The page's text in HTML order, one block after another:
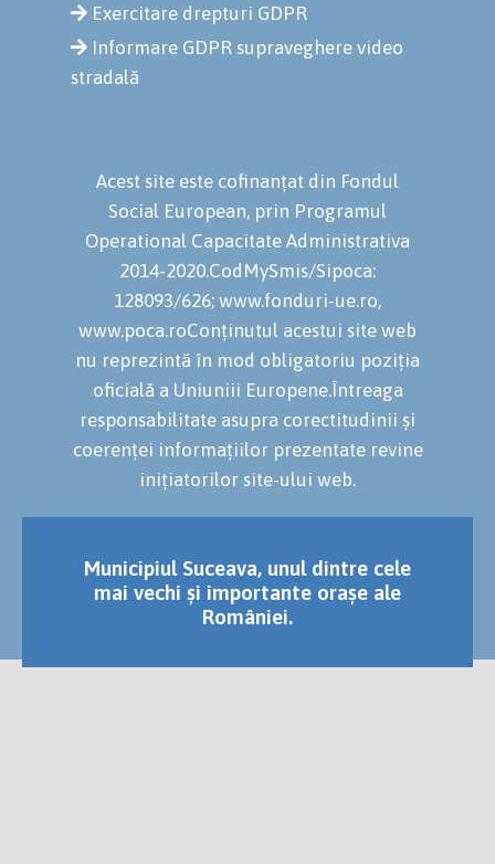
Exercitare drepturi GDPR
Informare GDPR supraveghere video
stradală
Acest site este cofinanțat din Fondul
Social European, prin Programul
Operational Capacitate Administrativa
2014-2020.CodMySmis/Sipoca:
128093/626; www.fonduri-ue.ro,
www.poca.roConținutul acestui site web
nu reprezintă în mod obligatoriu poziția
oficială a Uniuniii Europene.Întreaga
responsabilitate asupra corectitudinii și
coerenței informațiilor prezentate revine
inițiatorilor site-ului web.
Municipiul Suceava, unul dintre cele
mai vechi și importante orașe ale
României.